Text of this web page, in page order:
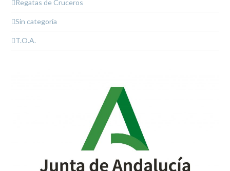
Regatas de Cruceros
Sin categoría
T.O.A.